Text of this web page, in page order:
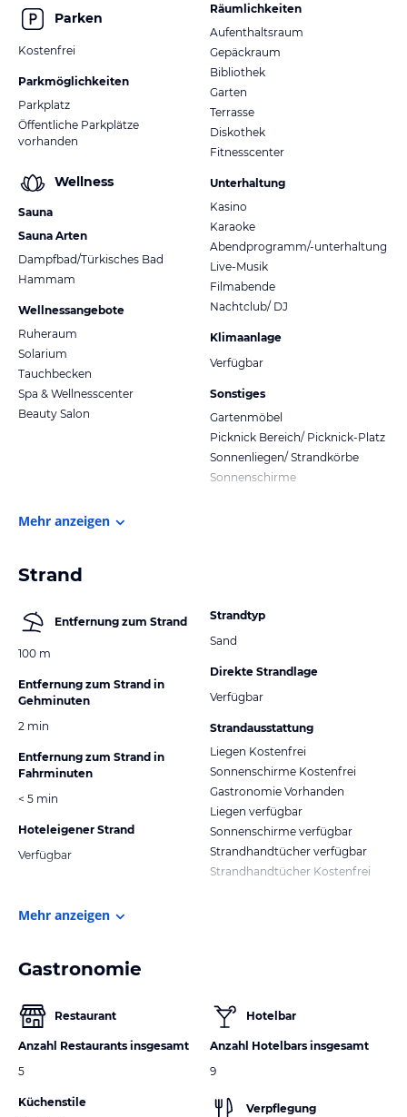
Parken
Kostenfrei
Parkmöglichkeiten
Parkplatz
Öffentliche Parkplätze
vorhanden
Wellness
Sauna
Sauna Arten
Dampfbad/Türkisches Bad
Hammam
Wellnessangebote
Ruheraum
Solarium
Tauchbecken
Spa & Wellnesscenter
Beauty Salon
Räumlichkeiten
Aufenthaltsraum
Gepäckraum
Bibliothek
Garten
Terrasse
Diskothek
Fitnesscenter
Unterhaltung
Kasino
Karaoke
Abendprogramm/-unterhaltung
Live-Musik
Filmabende
Nachtclub/ DJ
Klimaanlage
Verfügbar
Sonstiges
Gartenmöbel
Picknick Bereich/ Picknick-Platz
Sonnenliegen/ Strandkörbe
Sonnenschirme
Mehr anzeigen
Strand
Entfernung zum Strand
100 m
Entfernung zum Strand in
Gehminuten
2 min
Entfernung zum Strand in
Fahrminuten
< 5 min
Hoteleigener Strand
Verfügbar
Strandtyp
Sand
Direkte Strandlage
Verfügbar
Strandausstattung
Liegen Kostenfrei
Sonnenschirme Kostenfrei
Gastronomie Vorhanden
Liegen verfügbar
Sonnenschirme verfügbar
Strandhandtücher verfügbar
Strandhandtücher Kostenfrei
Mehr anzeigen
Gastronomie
Restaurant
Anzahl Restaurants insgesamt
5
Küchenstile
Hotelbar
Anzahl Hotelbars insgesamt
9
Verpflegung